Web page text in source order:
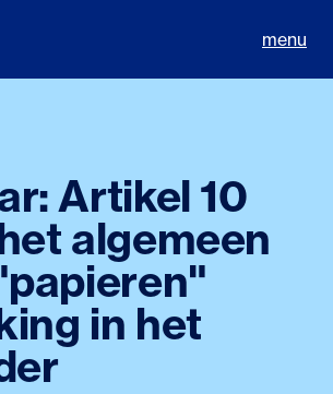
menu
Artikel 10
algemeen
in het